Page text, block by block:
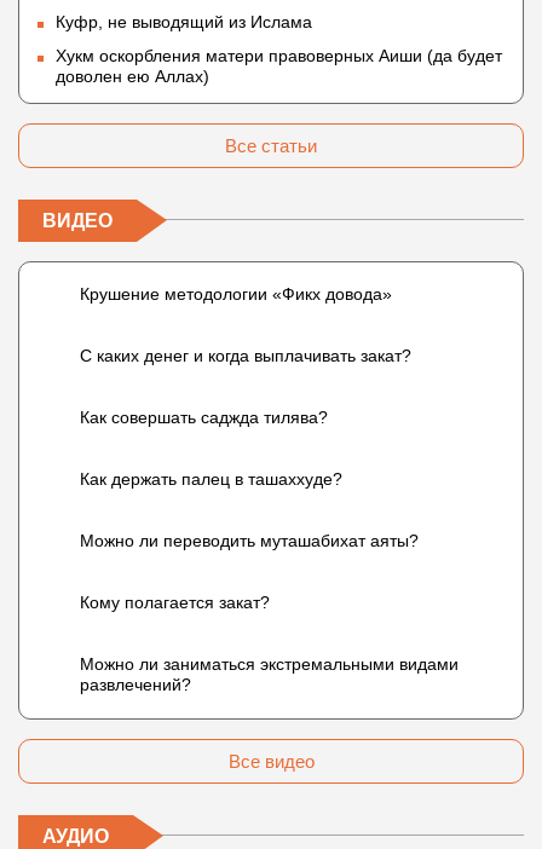
Куфр, не выводящий из Ислама
Хукм оскорбления матери правоверных Аиши (да будет
доволен ею Аллах)
Все статьи
ВИДЕО
Крушение методологии «Фикх довода»
С каких денег и когда выплачивать закат?
Как совершать саджда тилява?
Как держать палец в ташаххуде?
Можно ли переводить муташабихат аяты?
Кому полагается закат?
Можно ли заниматься экстремальными видами
развлечений?
Все видео
АУДИО